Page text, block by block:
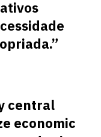
central
economic